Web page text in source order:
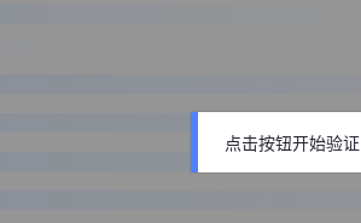
点击按钮开始验证